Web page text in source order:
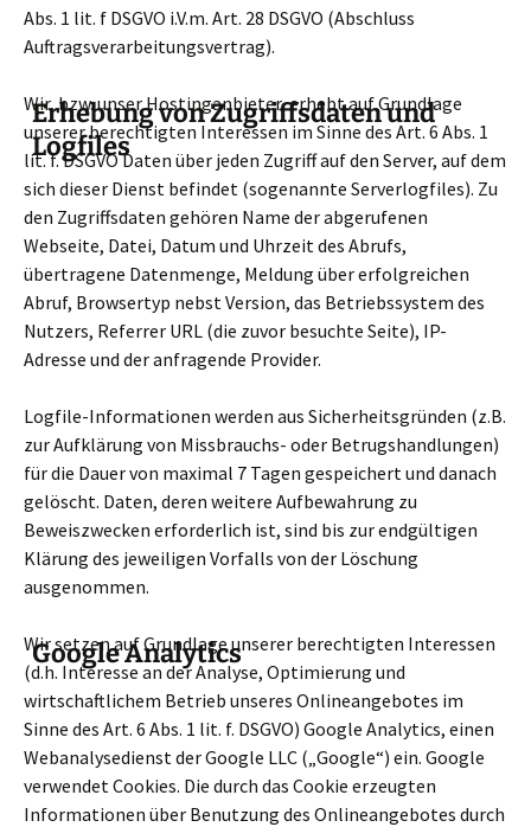
Abs. 1 lit. f DSGVO i.V.m. Art. 28 DSGVO (Abschluss
Auftragsverarbeitungsvertrag).
Erhebung von Zugriffsdaten und
Logfiles
Wir, bzw. unser Hostinganbieter, erhebt auf Grundlage
unserer berechtigten Interessen im Sinne des Art. 6 Abs. 1
lit. f. DSGVO Daten über jeden Zugriff auf den Server, auf dem
sich dieser Dienst befindet (sogenannte Serverlogfiles). Zu
den Zugriffsdaten gehören Name der abgerufenen
Webseite, Datei, Datum und Uhrzeit des Abrufs,
übertragene Datenmenge, Meldung über erfolgreichen
Abruf, Browsertyp nebst Version, das Betriebssystem des
Nutzers, Referrer URL (die zuvor besuchte Seite), IP-
Adresse und der anfragende Provider.
Logfile-Informationen werden aus Sicherheitsgründen (z.B.
zur Aufklärung von Missbrauchs- oder Betrugshandlungen)
für die Dauer von maximal 7 Tagen gespeichert und danach
gelöscht. Daten, deren weitere Aufbewahrung zu
Beweiszwecken erforderlich ist, sind bis zur endgültigen
Klärung des jeweiligen Vorfalls von der Löschung
ausgenommen.
Google Analytics
Wir setzen auf Grundlage unserer berechtigten Interessen
(d.h. Interesse an der Analyse, Optimierung und
wirtschaftlichem Betrieb unseres Onlineangebotes im
Sinne des Art. 6 Abs. 1 lit. f. DSGVO) Google Analytics, einen
Webanalysedienst der Google LLC („Google“) ein. Google
verwendet Cookies. Die durch das Cookie erzeugten
Informationen über Benutzung des Onlineangebotes durch